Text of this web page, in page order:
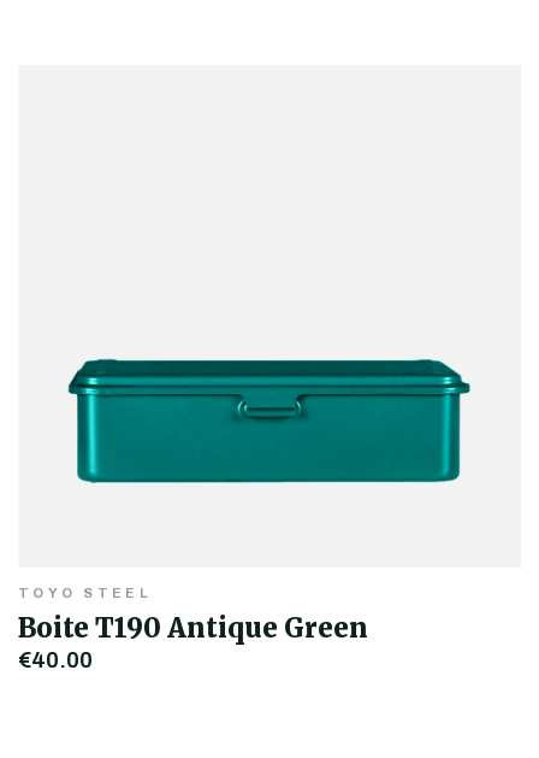
TOYO STEEL
Boite T190 Antique Green
€40,00